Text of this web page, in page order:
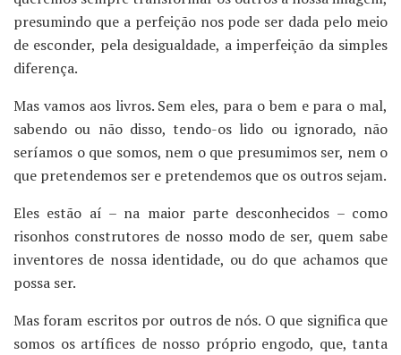
presumindo que a perfeição nos pode ser dada pelo meio
de esconder, pela desigualdade, a imperfeição da simples
diferença.
Mas vamos aos livros. Sem eles, para o bem e para o mal,
sabendo ou não disso, tendo-os lido ou ignorado, não
seríamos o que somos, nem o que presumimos ser, nem o
que pretendemos ser e pretendemos que os outros sejam.
Eles estão aí – na maior parte desconhecidos – como
risonhos construtores de nosso modo de ser, quem sabe
inventores de nossa identidade, ou do que achamos que
possa ser.
Mas foram escritos por outros de nós. O que significa que
somos os artífices de nosso próprio engodo, que, tanta